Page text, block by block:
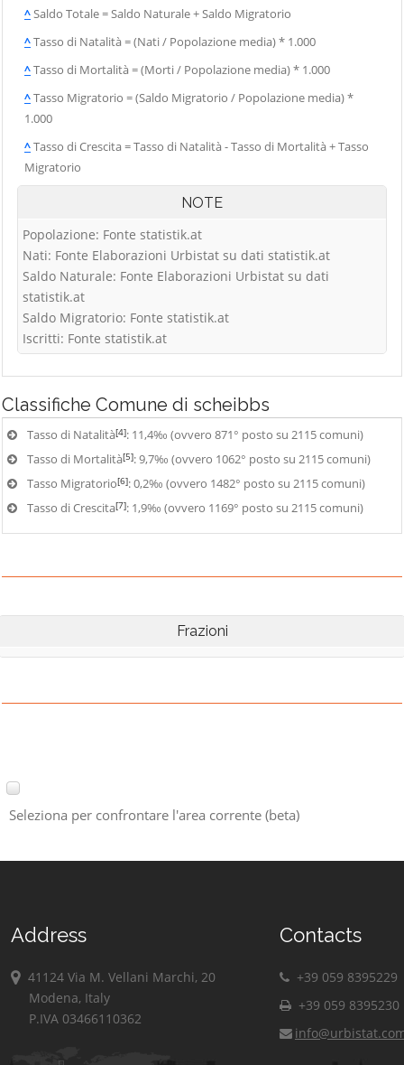
^Saldo Totale = Saldo Naturale + Saldo Migratorio
^Tasso di Natalità = (Nati / Popolazione media) * 1.000
^Tasso di Mortalità = (Morti / Popolazione media) * 1.000
^Tasso Migratorio = (Saldo Migratorio / Popolazione media) *
1.000
^Tasso di Crescita = Tasso di Natalità - Tasso di Mortalità + Tasso
Migratorio
NOTE
Popolazione: Fonte statistik.at
Nati: Fonte Elaborazioni Urbistat su dati statistik.at
Saldo Naturale: Fonte Elaborazioni Urbistat su dati
statistik.at
Saldo Migratorio: Fonte statistik.at
Iscritti: Fonte statistik.at
Classifiche Comune di scheibbs
Tasso di Natalità[4]: 11,4‰ (ovvero 871° posto su 2115 comuni)
Tasso di Mortalità[5]: 9,7‰ (ovvero 1062° posto su 2115 comuni)
Tasso Migratorio[6]: 0,2‰ (ovvero 1482° posto su 2115 comuni)
Tasso di Crescita[7]: 1,9‰ (ovvero 1169° posto su 2115 comuni)
Frazioni
Seleziona per confrontare l'area corrente (beta)
Address
41124 Via M. Vellani Marchi, 20
Modena, Italy
P.IVA 03466110362
Contacts
+39 059 8395229
+39 059 8395230